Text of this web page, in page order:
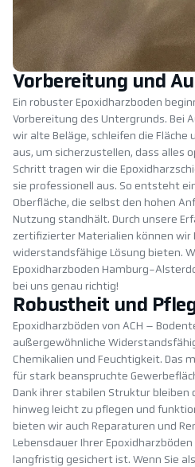
Vorbereitung und
Ein robuster Epoxidharzboden
Vorbereitung des Untergrunds. Bei
wir alte Beläge, schleifen die Fläche
aus, um sicherzustellen, dass alles
Schritt tragen wir die
sie professionell aus. So entsteht
Oberfläche, die selbst den hohen
Nutzung standhält. Durch unsere
zertifizierter Materialien können wir
widerstandsfähige Lösung bieten.
Epoxidharzboden Hamburg-
bei uns genau richtig!
Robustheit und
Epoxidharzböden von ACH –
außergewöhnliche
Chemikalien und Feuchtigkeit. Das
für stark beanspruchte
Dank ihrer stabilen Struktur bleiben
hinweg leicht zu pflegen und
bieten wir auch Reparaturen und
Lebensdauer Ihrer
langfristig gesichert ist. Wenn Sie